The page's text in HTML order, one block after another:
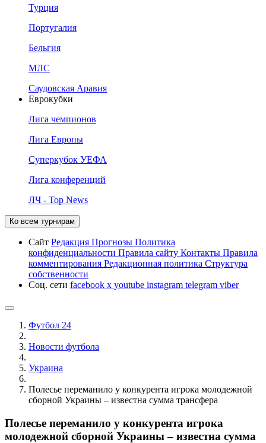
Турция
Португалия
Бельгия
МЛС
Саудовская Аравия
Еврокубки
Лига чемпионов
Лига Европы
Суперкубок УЕФА
Лига конференций
ЛЧ - Top News
Ко всем турнирам
Сайт Редакция Прогнозы Политика
конфиденциальности Правила сайту Контакты Правила
комментирования Редакционная политика Структура
собственности
Соц. сети facebook x youtube instagram telegram viber
Футбол 24
Новости футбола
Украина
Полесье переманило у конкурента игрока молодежной
сборной Украины – известна сумма трансфера
Полесье переманило у конкурента игрока
молодежной сборной Украины – известна сумма